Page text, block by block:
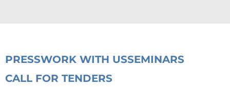
PRESSWORK WITH USSEMINARS
CALL FOR TENDERS